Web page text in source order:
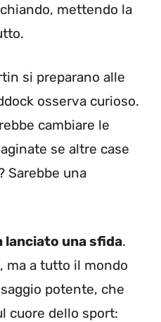
mettendo la
si preparano alle
osserva curioso.
cambiare le
se altre case
Sarebbe una
lanciato una sfida.
ma a tutto il mondo
potente, che
cuore dello sport: